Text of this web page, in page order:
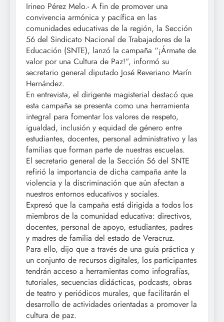
Irineo Pérez Melo.- A fin de promover una
convivencia armónica y pacífica en las
comunidades educativas de la región, la Sección
56 del Sindicato Nacional de Trabajadores de la
Educación (SNTE), lanzó la campaña “¡Ármate de
valor por una Cultura de Paz!”, informó su
secretario general diputado José Reveriano Marín
Hernández.
En entrevista, el dirigente magisterial destacó que
esta campaña se presenta como una herramienta
integral para fomentar los valores de respeto,
igualdad, inclusión y equidad de género entre
estudiantes, docentes, personal administrativo y las
familias que forman parte de nuestras escuelas.
El secretario general de la Sección 56 del SNTE
refirió la importancia de dicha campaña ante la
violencia y la discriminación que aún afectan a
nuestros entornos educativos y sociales.
Expresó que la campaña está dirigida a todos los
miembros de la comunidad educativa: directivos,
docentes, personal de apoyo, estudiantes, padres
y madres de familia del estado de Veracruz.
Para ello, dijo que a través de una guía práctica y
un conjunto de recursos digitales, los participantes
tendrán acceso a herramientas como infografías,
tutoriales, secuencias didácticas, podcasts, obras
de teatro y periódicos murales, que facilitarán el
desarrollo de actividades orientadas a promover la
cultura de paz.